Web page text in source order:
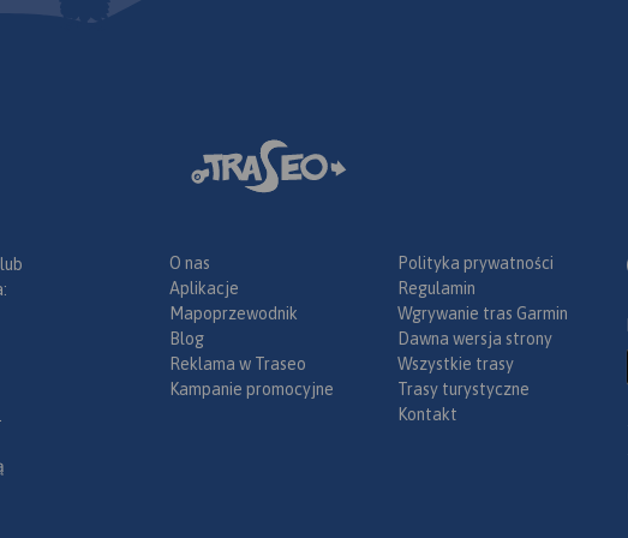
O nas
Aplikacje
Mapoprzewodnik
Blog
Reklama w Traseo
Kampanie promocyjne
Polityka prywatności
Regulamin
Wgrywanie tras Garmin
Dawna wersja strony
Wszystkie trasy
Trasy turystyczne
Kontakt